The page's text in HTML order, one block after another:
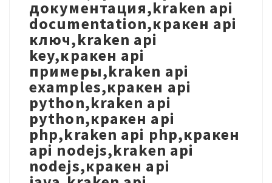
документация,kraken api
documentation,кракен api
ключ,kraken api
key,кракен api
примеры,kraken api
examples,кракен api
python,kraken api
python,кракен api
php,kraken api php,кракен
api nodejs,kraken api
nodejs,кракен api